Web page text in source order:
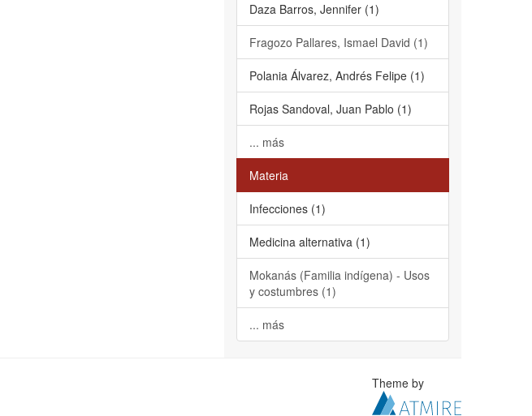
Daza Barros, Jennifer (1)
Fragozo Pallares, Ismael David (1)
Polania Álvarez, Andrés Felipe (1)
Rojas Sandoval, Juan Pablo (1)
... más
Materia
Infecciones (1)
Medicina alternativa (1)
Mokanás (Familia indígena) - Usos
y costumbres (1)
... más
Theme by